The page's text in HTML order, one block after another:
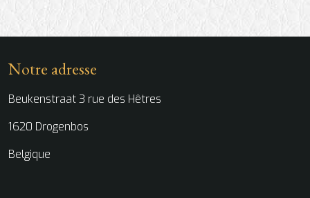
Notre adresse
Beukenstraat 3 rue des Hêtres
1620 Drogenbos
Belgique